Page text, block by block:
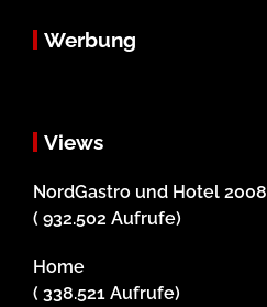
Werbung
Views
NordGastro und Hotel 2008
( 932.502 Aufrufe)
Home
( 338.521 Aufrufe)